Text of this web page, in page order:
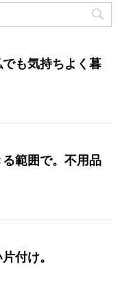
も気持ちよく暮
範囲で。不用品
付け。